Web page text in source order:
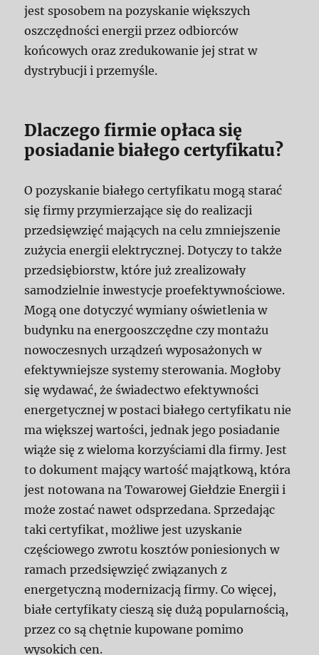
jest sposobem na pozyskanie większych
oszczędności energii przez odbiorców
końcowych oraz zredukowanie jej strat w
dystrybucji i przemyśle.
Dlaczego firmie opłaca się
posiadanie białego certyfikatu?
O pozyskanie białego certyfikatu mogą starać
się firmy przymierzające się do realizacji
przedsięwzięć mających na celu zmniejszenie
zużycia energii elektrycznej. Dotyczy to także
przedsiębiorstw, które już zrealizowały
samodzielnie inwestycje proefektywnościowe.
Mogą one dotyczyć wymiany oświetlenia w
budynku na energooszczędne czy montażu
nowoczesnych urządzeń wyposażonych w
efektywniejsze systemy sterowania. Mogłoby
się wydawać, że świadectwo efektywności
energetycznej w postaci białego certyfikatu nie
ma większej wartości, jednak jego posiadanie
wiąże się z wieloma korzyściami dla firmy. Jest
to dokument mający wartość majątkową, która
jest notowana na Towarowej Giełdzie Energii i
może zostać nawet odsprzedana. Sprzedając
taki certyfikat, możliwe jest uzyskanie
częściowego zwrotu kosztów poniesionych w
ramach przedsięwzięć związanych z
energetyczną modernizacją firmy. Co więcej,
białe certyfikaty cieszą się dużą popularnością,
przez co są chętnie kupowane pomimo
wysokich cen.